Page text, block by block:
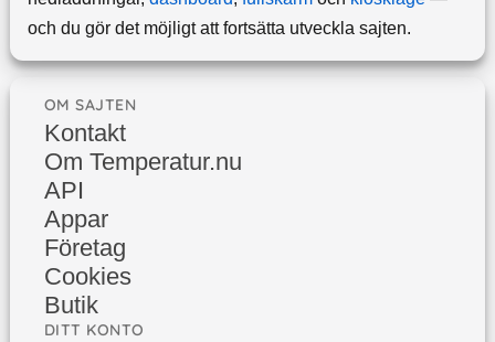
och du gör det möjligt att fortsätta utveckla sajten.
OM SAJTEN
Kontakt
Om Temperatur.nu
API
Appar
Företag
Cookies
Butik
DITT KONTO